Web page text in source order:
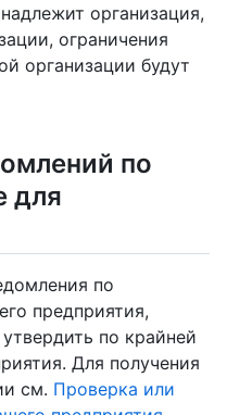
организация,
ограничения
организации будут
по
для
по
предприятия,
по крайней
Для получения
см. Проверка или